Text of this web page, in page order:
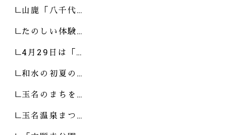
山鹿「八千代…
たのしい体験…
4月29日は「…
和水の初夏の…
玉名のまちを…
玉名温泉まつ…